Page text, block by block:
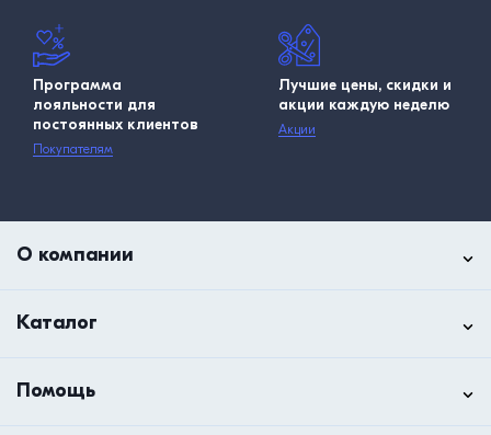
Программа
лояльности для
постоянных клиентов
Покупателям
Лучшие цены, скидки и
акции каждую неделю
Акции
О компании
Каталог
Помощь